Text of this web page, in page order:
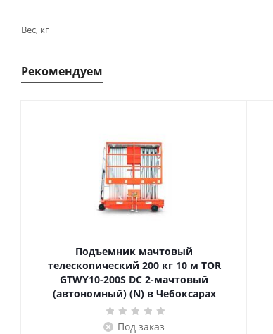
Вес, кг
Рекомендуем
Подъемник мачтовый
телескопический 200 кг 10 м TOR
GTWY10-200S DC 2-мачтовый
(автономный) (N) в Чебоксарах
Под заказ